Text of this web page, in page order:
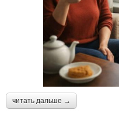
читать дальше →